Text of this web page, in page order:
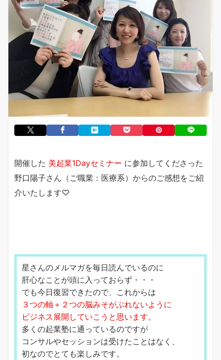
開催した 美起業1Dayセミナー に参加してくださった
野口陽子さん（ご職業：医療系）からのご感想をご紹
介いたします♡
星さんのメルマガを毎日読んでいるのに
肝心なことが頭に入っておらず・・・
でも今日復習できたので、これからは
３つの軸＋２つの脳みそがぶれないように
ビジネス展開していこうと思います。
多くの起業塾に通っているのですが
コンサルやセッションは受けたことはなく、
初なのでとても楽しみです。